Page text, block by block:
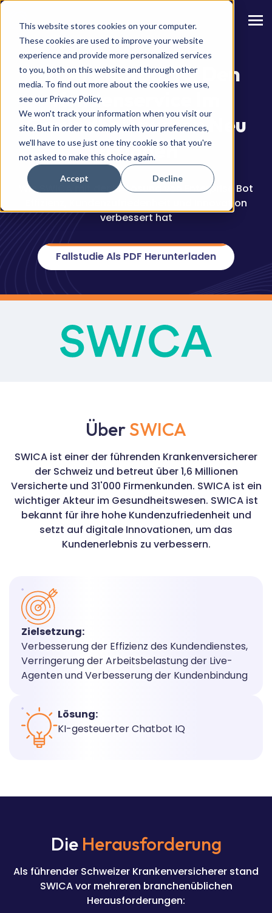
This website stores cookies on your computer.
These cookies are used to improve your website
experience and provide more personalized services
to you, both on this website and through other
media. To find out more about the cookies we use,
see our Privacy Policy.
We won't track your information when you visit our
site. But in order to comply with your preferences,
we'll have to use just one tiny cookie so that you're
not asked to make this choice again.
Accept Decline
Mit AI Chatbot IQ Den
Kundenservice Im
Gesundheitswesen Neu
Erfinden
Wie SWICA mit der KI-Lösung von Enterprise Bot
Effizienz, Kundenzufriedenheit und Innovation
verbessert hat
Fallstudie Als PDF Herunterladen
ÜberSWICA
SWICA ist einer der führenden Krankenversicherer
der Schweiz und betreut über 1,6 Millionen
Versicherte und 31'000 Firmenkunden. SWICA ist ein
wichtiger Akteur im Gesundheitswesen. SWICA ist
bekannt für ihre hohe Kundenzufriedenheit und
setzt auf digitale Innovationen, um das
Kundenerlebnis zu verbessern.
Zielsetzung:
Verbesserung der Effizienz des Kundendienstes,
Verringerung der Arbeitsbelastung der Live-
Agenten und Verbesserung der Kundenbindung
Lösung:
KI-gesteuerter Chatbot IQ
Die Herausforderung
Als führender Schweizer Krankenversicherer stand
SWICA vor mehreren branchenüblichen
Herausforderungen: